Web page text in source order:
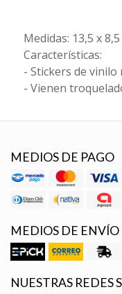
Medidas: 13,5 x
Características:
- Stickers de
- Vienen
MEDIOS DE PAGO
MEDIOS DE ENVÍO
NUESTRAS REDES